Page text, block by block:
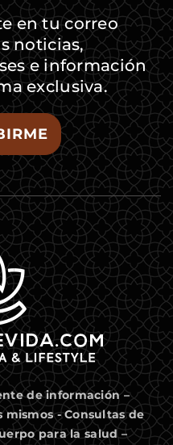
en tu correo
noticias,
e información
exclusiva.
de información –
mismos - Consultas de
para la salud –